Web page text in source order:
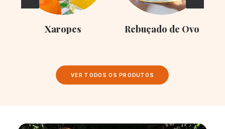
Xaropes Rebuçado de Ovo
VER TODOS OS PRODUTOS